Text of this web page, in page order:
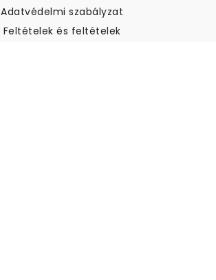
Adatvédelmi szabályzat
Feltételek és feltételek